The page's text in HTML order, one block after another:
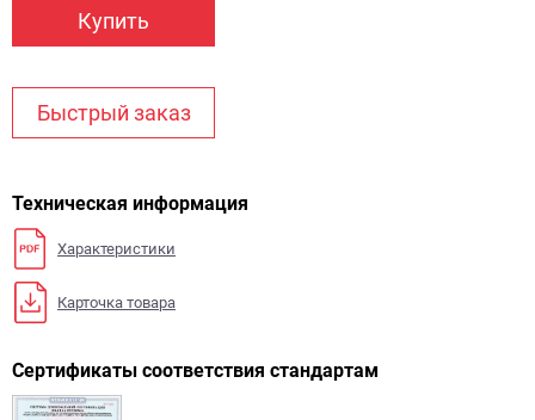
Купить
Быстрый заказ
Техническая информация
Характеристики
Карточка товара
Сертификаты соответствия стандартам